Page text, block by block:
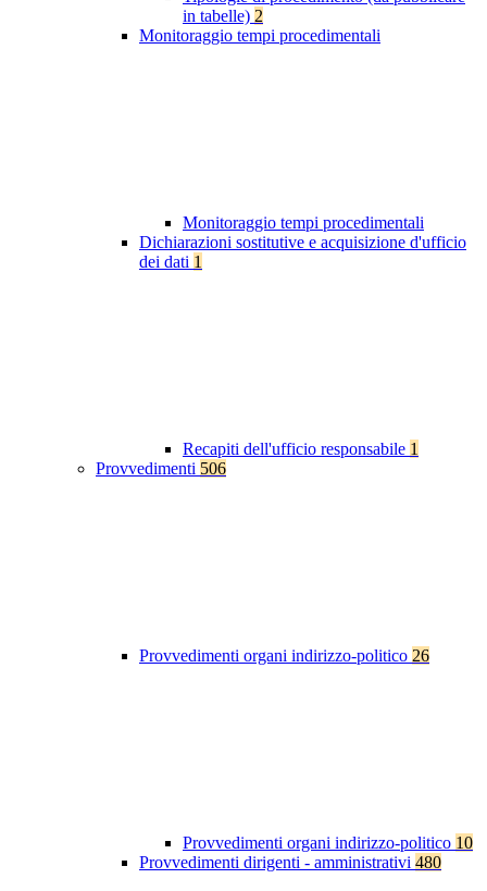
in tabelle) 2
Monitoraggio tempi procedimentali
Monitoraggio tempi procedimentali
Dichiarazioni sostitutive e acquisizione d'ufficio
dei dati 1
Recapiti dell'ufficio responsabile 1
Provvedimenti 506
Provvedimenti organi indirizzo-politico 26
Provvedimenti organi indirizzo-politico 10
Provvedimenti dirigenti - amministrativi 480